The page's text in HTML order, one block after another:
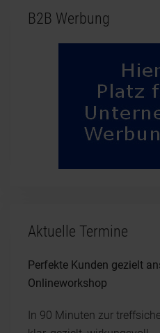
B2B Werbung
Aktuelle Termine
Perfekte Kunden gezielt
Onlineworkshop
In 90 Minuten zur